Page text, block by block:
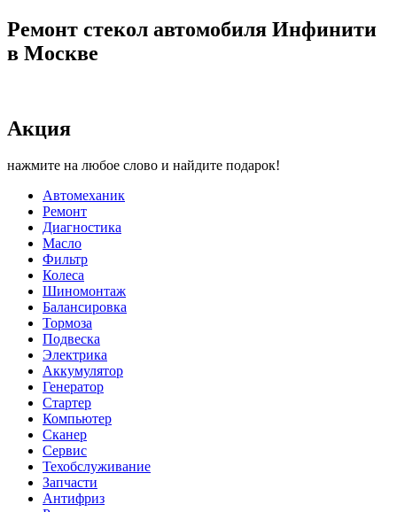
Ремонт стекол автомобиля Инфинити
в Москве
Акция
нажмите на любое слово и найдите подарок!
Автомеханик
Ремонт
Диагностика
Масло
Фильтр
Колеса
Шиномонтаж
Балансировка
Тормоза
Подвеска
Электрика
Аккумулятор
Генератор
Стартер
Компьютер
Сканер
Сервис
Техобслуживание
Запчасти
Антифриз